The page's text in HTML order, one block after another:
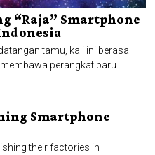
“Raja” Smartphone
tamu, kali ini berasal
perangkat baru
Smartphone
their factories in